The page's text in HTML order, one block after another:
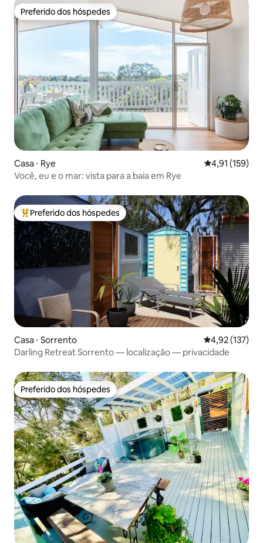
Preferido dos hóspedes
Preferido dos hóspedes
Casa ⋅ Rye 4,91 de uma
4,91 (159)
Você, eu e o mar: vista para a baía em Rye
Entre os melhores preferidos dos hóspedes
Preferido dos hóspedes
Casa ⋅ Sorrento 4,92 de uma
4,92 (137)
Darling Retreat Sorrento — localização — privacidade
Preferido dos hóspedes
Preferido dos hóspedes